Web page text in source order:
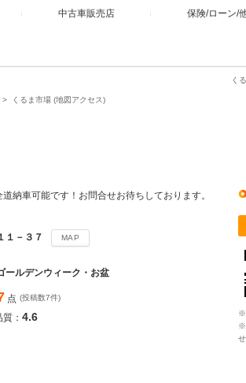
中古車販売店 保険/ローン/
く
くるま市場 (地図アクセス)
納車可能です！お問合せお待ちしております。
１－３７ MAP
ールデンウィーク・お盆
点 (投稿数7件)
質： 4.6
※
※